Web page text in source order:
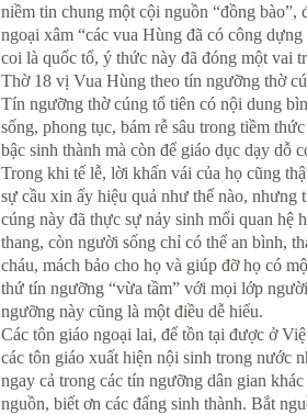
niềm tin chung một cội nguồn “đồng
ngoại xâm “các vua Hùng đã có công
coi là quốc tổ, ý thức này đã đóng một vai
Thờ 18 vị Vua Hùng theo tín ngưỡng thờ
Tín ngưỡng thờ cúng tổ tiên có nội dung
sống, phong tục, bám rễ sâu trong tiềm
bậc sinh thành mà còn để giáo dục dạy
Trong khi tế lễ, lời khấn vái của họ cũng
sự cầu xin ấy hiệu quả như thế nào, nhưng
cúng này đã thực sự nảy sinh mối quan hệ
thang, còn người sống chỉ có thể an bình,
cháu, mách bảo cho họ và giúp đỡ họ có
thứ tín ngưỡng “vừa tầm” với mọi lớp
ngưỡng này cũng là một điều dễ hiểu.
Các tôn giáo ngoại lai, để tồn tại được ở
các tôn giáo xuất hiện nội sinh trong nước
ngay cả trong các tín ngưỡng dân gian
nguồn, biết ơn các đấng sinh thành. Bắt